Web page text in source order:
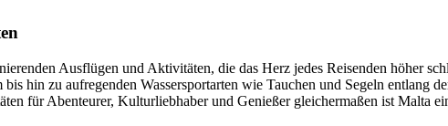
Ausflügen und Aktivitäten, die das Herz jedes Reisenden höher
hin zu aufregenden Wassersportarten wie Tauchen und Segeln entlang
für Abenteurer, Kulturliebhaber und Genießer gleichermaßen ist Malta